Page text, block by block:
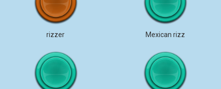
rizzer Mexican rizz